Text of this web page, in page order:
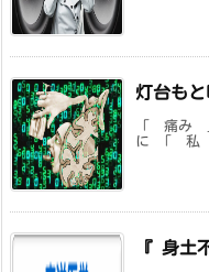
灯台も
「 痛み
に 「 私
『 身土